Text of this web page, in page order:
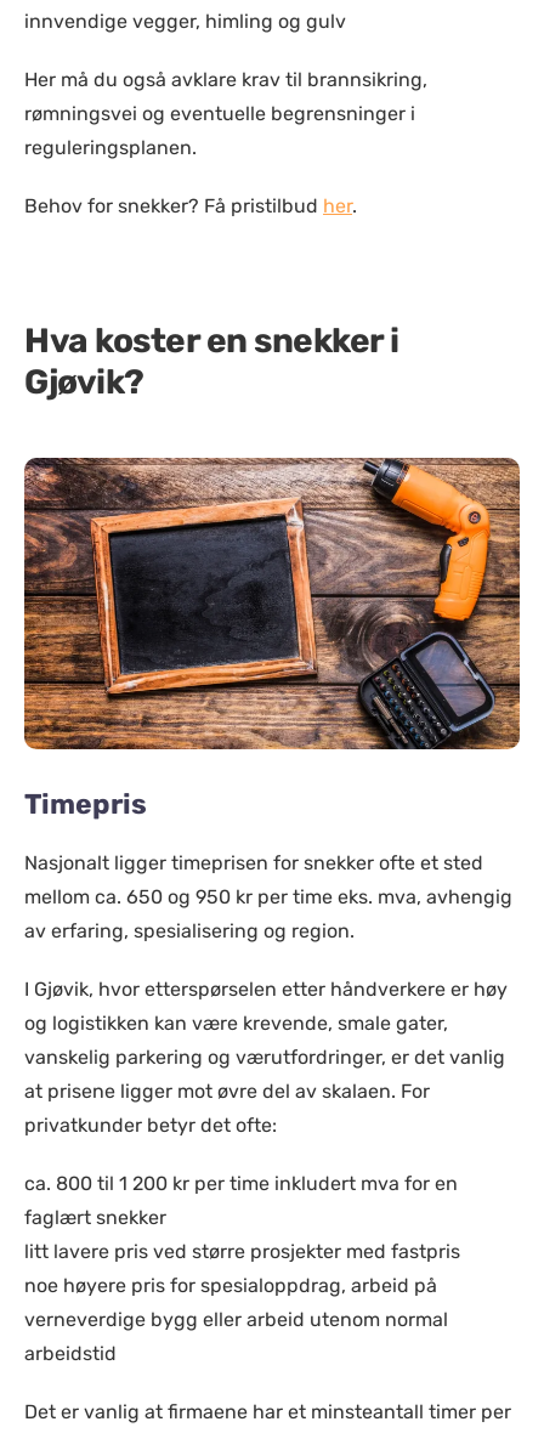
innvendige vegger, himling og gulv
Her må du også avklare krav til brannsikring,
rømningsvei og eventuelle begrensninger i
reguleringsplanen.
Behov for snekker? Få pristilbud her.
Hva koster en snekker i
Gjøvik?
Timepris
Nasjonalt ligger timeprisen for snekker ofte et sted
mellom ca. 650 og 950 kr per time eks. mva, avhengig
av erfaring, spesialisering og region.
I Gjøvik, hvor etterspørselen etter håndverkere er høy
og logistikken kan være krevende, smale gater,
vanskelig parkering og værutfordringer, er det vanlig
at prisene ligger mot øvre del av skalaen. For
privatkunder betyr det ofte:
ca. 800 til 1 200 kr per time inkludert mva for en
faglært snekker
litt lavere pris ved større prosjekter med fastpris
noe høyere pris for spesialoppdrag, arbeid på
verneverdige bygg eller arbeid utenom normal
arbeidstid
Det er vanlig at firmaene har et minsteantall timer per